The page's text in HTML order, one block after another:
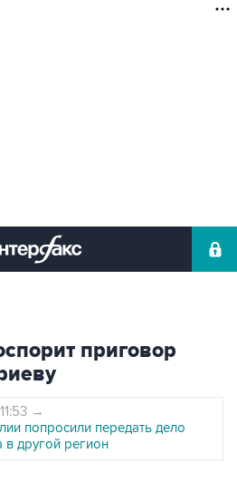
приговор
→
попросили передать дело
в другой регион